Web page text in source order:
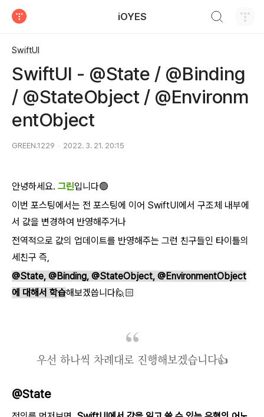
iOYES
SwiftUI
SwiftUI - @State / @Binding
/ @StateObject / @Environm
entObject
GREEN.1229 2022. 3. 21. 20:15
안녕하세요. 그린입니다🟢
이번 포스팅에서는 전 포스팅에 이어 SwiftUI에서 구조체 내부에
서 값을 변경하여 반영해주거나
전역적으로 값의 업데이트를 반영해주는 그런 친구들인 타이틀의
세친구 즉,
@State, @Binding, @StateObject, @EnvironmentObject
에 대해서 학습해보겠씁니다🙋🏻
우선 하나씩 차례대로 진행해보겠습니다👍
@State